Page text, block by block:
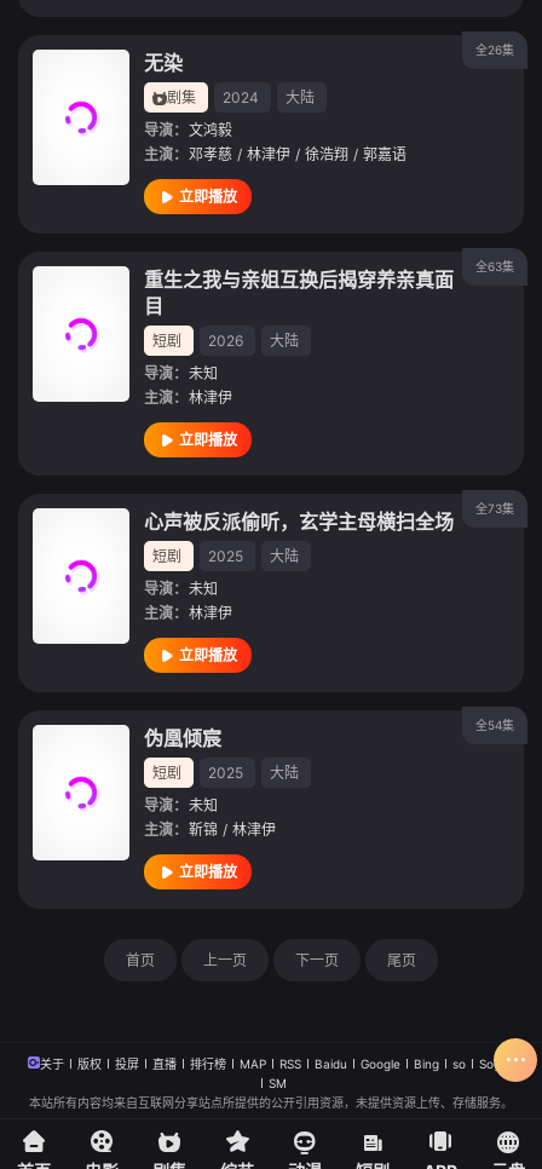
全26集
无染
剧集 2024
大陆
导演： 文鸿毅
主演： 邓孝慈 / 林津伊 / 徐浩翔 / 郭嘉语
立即播放
全63集
重生之我与亲姐互换后揭穿养亲真面
目
短剧 2026
大陆
导演： 未知
主演： 林津伊
立即播放
全73集
心声被反派偷听，玄学主母横扫全场
短剧 2025
大陆
导演： 未知
主演： 林津伊
立即播放
全54集
伪凰倾宸
短剧 2025
大陆
导演： 未知
主演： 靳锦 / 林津伊
立即播放
首页 上一页 下一页 尾页
关于 版权 投屏 直播 排行榜 MAP RSS Baidu Google Bing so
Sogou
SM
本站所有内容均来自互联网分享站点所提供的公开引用资源，未提供资源上传、存储服务。